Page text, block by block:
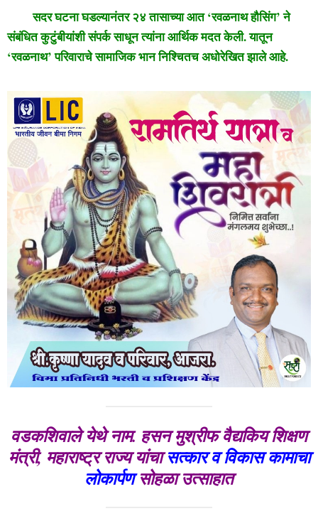
सदर घटना घडल्यानंतर २४ तासाच्या आत ‘रवळनाथ हौसिंग’ ने
संबंधित कुटुंबीयांशी संपर्क साधून त्यांना आर्थिक मदत केली. यातून
‘रवळनाथ’ परिवाराचे सामाजिक भान निश्चितच अधोरेखित झाले आहे.
वडकशिवाले येथे नाम. हसन मुश्रीफ वैद्यकिय शिक्षण
मंत्री, महाराष्ट्र राज्य यांचासत्कार व विकास कामाचा
लोकार्पणसोहळा उत्साहात